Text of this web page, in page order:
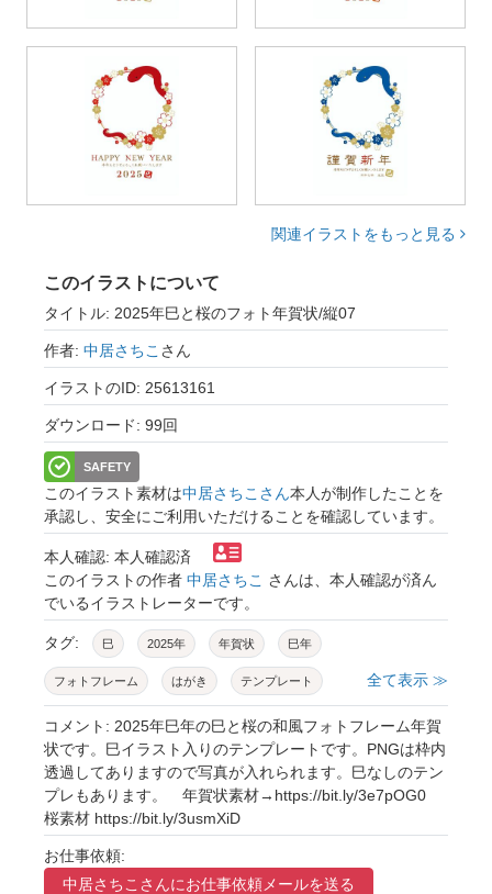
関連イラストをもっと見る
このイラストについて
タイトル: 2025年巳と桜のフォト年賀状/縦07
作者: 中居さちこ さん
イラストのID: 25613161
ダウンロード: 99回
SAFETY
このイラスト素材は中居さちこさん本人が制作したことを
承認し、安全にご利用いただけることを確認しています。
本人確認: 本人確認済
このイラストの作者 中居さちこ さんは、本人確認が済ん
でいるイラストレーターです。
タグ: 巳 2025年 年賀状 巳年
フォトフレーム はがき テンプレート
キャラクター 桜 サークル 年賀
写真 枠 背景 お正月 フレーム
令和7年 コピースペース 囲み 楕円
花 メッセージカード
イラスト 水引 ベクター ポストカード
全て表示 ≫
コメント: 2025年巳年の巳と桜の和風フォトフレーム年賀
状です。巳イラスト入りのテンプレートです。PNGは枠内
透過してありますので写真が入れられます。巳なしのテン
プレもあります。 年賀状素材→https://bit.ly/3e7pOG0
桜素材 https://bit.ly/3usmXiD
お仕事依頼:
中居さちこさんにお仕事依頼メールを送る